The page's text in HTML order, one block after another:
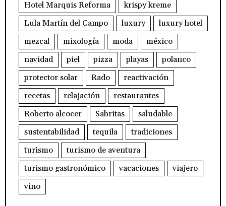
Hotel Marquis Reforma
krispy kreme
Lula Martín del Campo
luxury
luxury hotel
mezcal
mixología moda
méxico
navidad
piel pizza playas
polanco
protector solar
Rado
reactivación
recetas
relajación
restaurantes
Roberto alcocer
Sabritas
saludable
sustentabilidad
tequila
tradiciones
turismo
turismo de aventura
turismo gastronómico
vacaciones
viajero
vino